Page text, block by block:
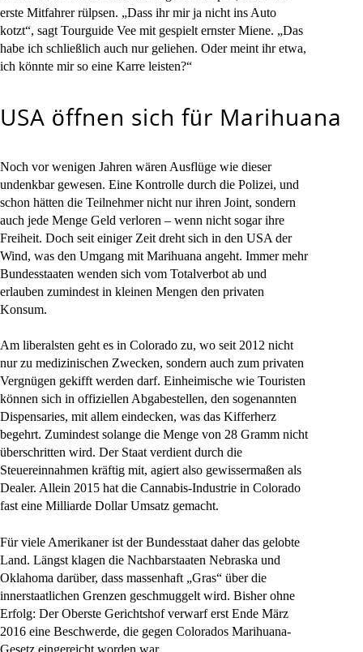
erste Mitfahrer rülpsen. „Dass ihr mir ja nicht ins Auto
kotzt“, sagt Tourguide Vee mit gespielt ernster Miene. „Das
habe ich schließlich auch nur geliehen. Oder meint ihr etwa,
ich könnte mir so eine Karre leisten?“
USA öffnen sich für Marihuana
Noch vor wenigen Jahren wären Ausflüge wie dieser
undenkbar gewesen. Eine Kontrolle durch die Polizei, und
schon hätten die Teilnehmer nicht nur ihren Joint, sondern
auch jede Menge Geld verloren – wenn nicht sogar ihre
Freiheit. Doch seit einiger Zeit dreht sich in den USA der
Wind, was den Umgang mit Marihuana angeht. Immer mehr
Bundesstaaten wenden sich vom Totalverbot ab und
erlauben zumindest in kleinen Mengen den privaten
Konsum.
Am liberalsten geht es in Colorado zu, wo seit 2012 nicht
nur zu medizinischen Zwecken, sondern auch zum privaten
Vergnügen gekifft werden darf. Einheimische wie Touristen
können sich in offiziellen Abgabestellen, den sogenannten
Dispensaries, mit allem eindecken, was das Kifferherz
begehrt. Zumindest solange die Menge von 28 Gramm nicht
überschritten wird. Der Staat verdient durch die
Steuereinnahmen kräftig mit, agiert also gewissermaßen als
Dealer. Allein 2015 hat die Cannabis-Industrie in Colorado
fast eine Milliarde Dollar Umsatz gemacht.
Für viele Amerikaner ist der Bundesstaat daher das gelobte
Land. Längst klagen die Nachbarstaaten Nebraska und
Oklahoma darüber, dass massenhaft „Gras“ über die
innerstaatlichen Grenzen geschmuggelt wird. Bisher ohne
Erfolg: Der Oberste Gerichtshof verwarf erst Ende März
2016 eine Beschwerde, die gegen Colorados Marihuana-
Gesetz eingereicht worden war.